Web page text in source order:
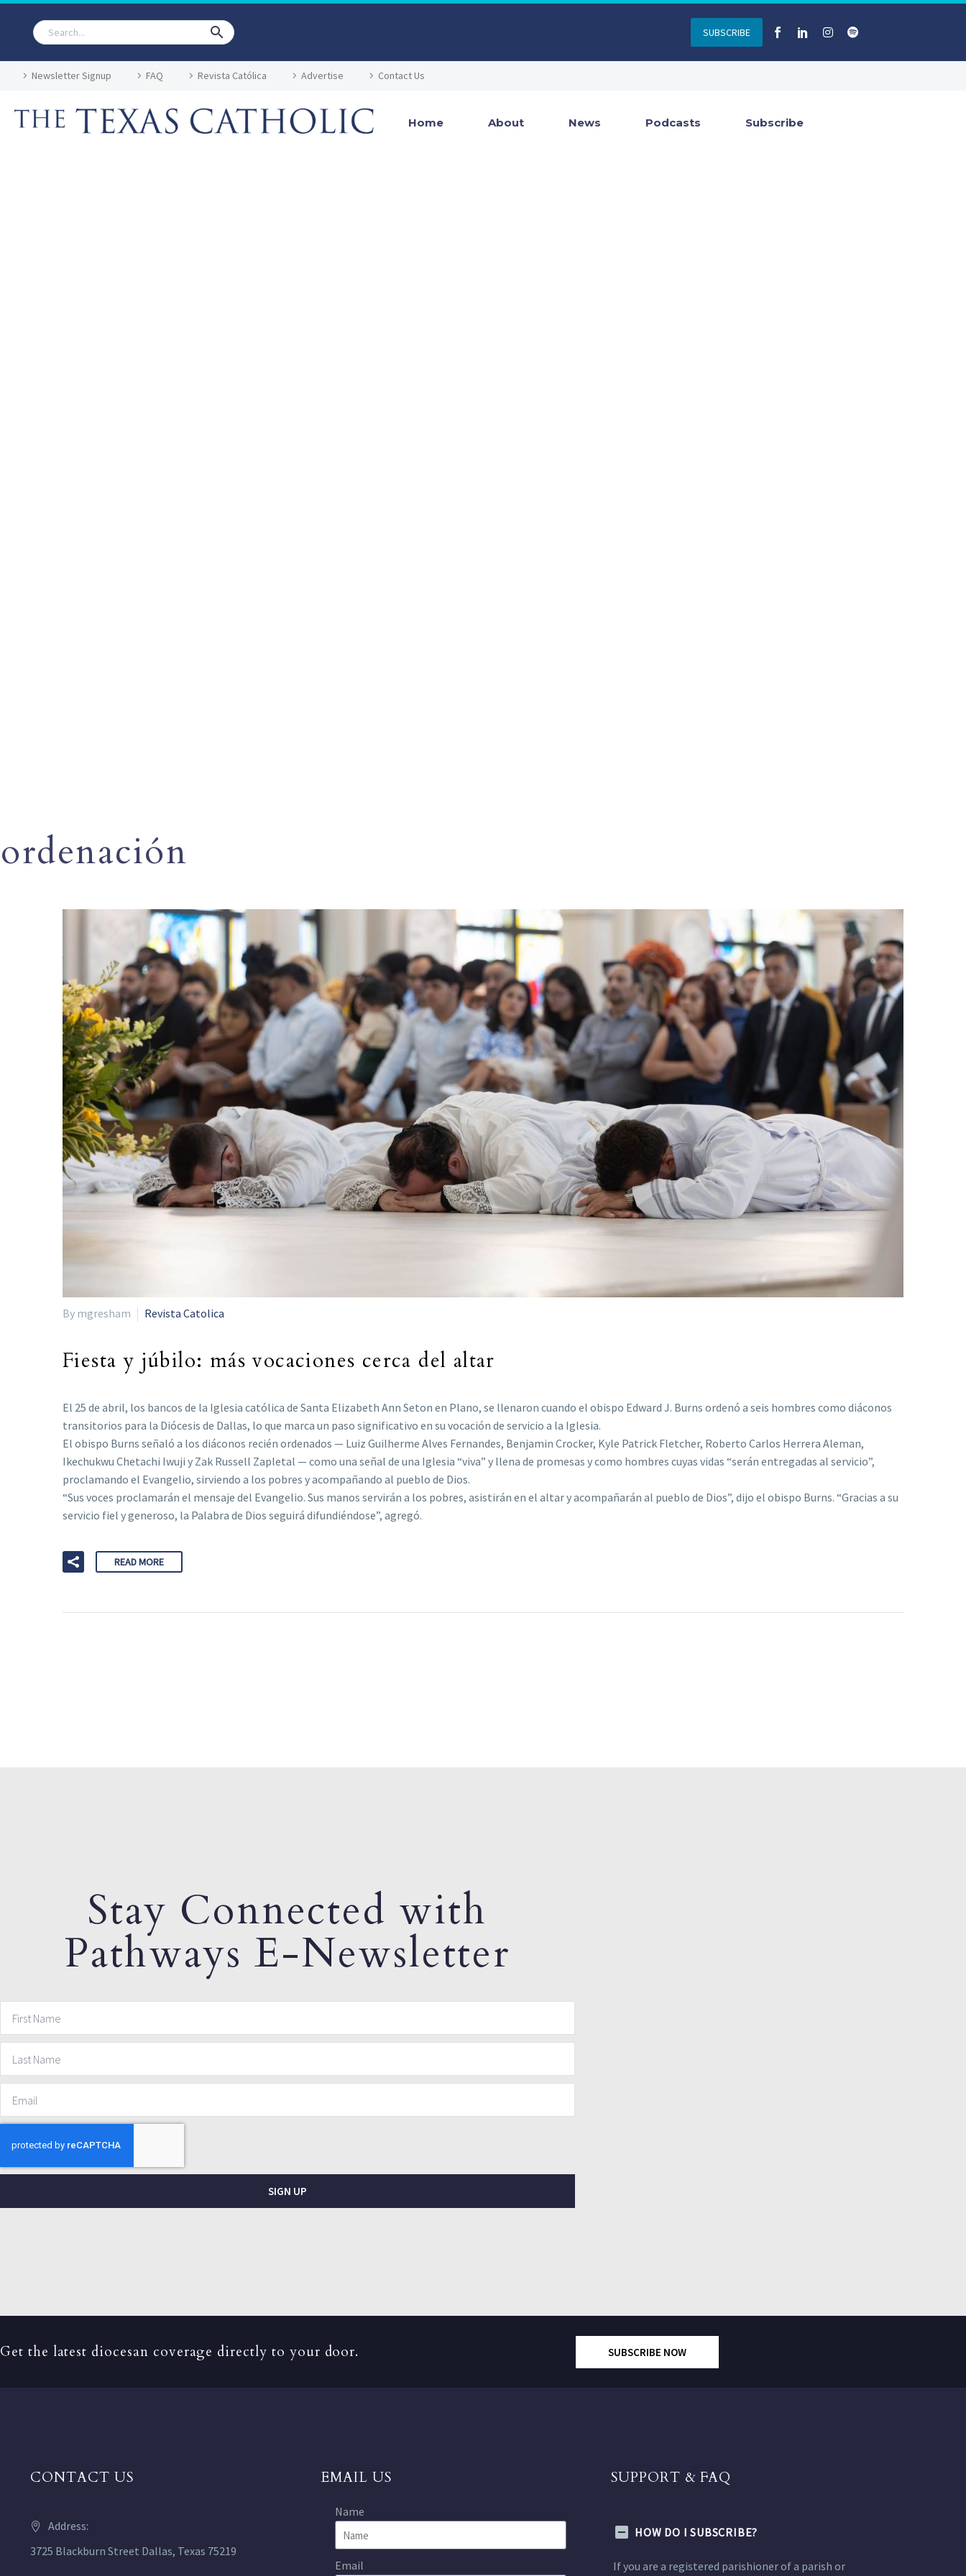
SUBSCRIBE
Newsletter Signup FAQ Revista Católica Advertise Contact Us
Home About News Podcasts Subscribe
ordenación
By mgresham Revista Catolica
Fiesta y júbilo: más vocaciones cerca del altar
El 25 de abril, los bancos de la Iglesia católica de Santa Elizabeth Ann Seton en Plano, se llenaron cuando el obispo Edward J. Burns ordenó a seis hombres como diáconos
transitorios para la Diócesis de Dallas, lo que marca un paso significativo en su vocación de servicio a la Iglesia.
El obispo Burns señaló a los diáconos recién ordenados — Luiz Guilherme Alves Fernandes, Benjamin Crocker, Kyle Patrick Fletcher, Roberto Carlos Herrera Aleman,
Ikechukwu Chetachi Iwuji y Zak Russell Zapletal — como una señal de una Iglesia “viva” y llena de promesas y como hombres cuyas vidas “serán entregadas al servicio”,
proclamando el Evangelio, sirviendo a los pobres y acompañando al pueblo de Dios.
“Sus voces proclamarán el mensaje del Evangelio. Sus manos servirán a los pobres, asistirán en el altar y acompañarán al pueblo de Dios”, dijo el obispo Burns. “Gracias a su
servicio fiel y generoso, la Palabra de Dios seguirá difundiéndose”, agregó.
READ MORE
Stay Connected with
Pathways E-Newsletter
SIGN UP
Get the latest diocesan coverage directly to your door. SUBSCRIBE NOW
CONTACT US
Address:
3725 Blackburn Street Dallas, Texas 75219
EMAIL US
Name
Email
SUPPORT & FAQ
HOW DO I SUBSCRIBE?
If you are a registered parishioner of a parish or